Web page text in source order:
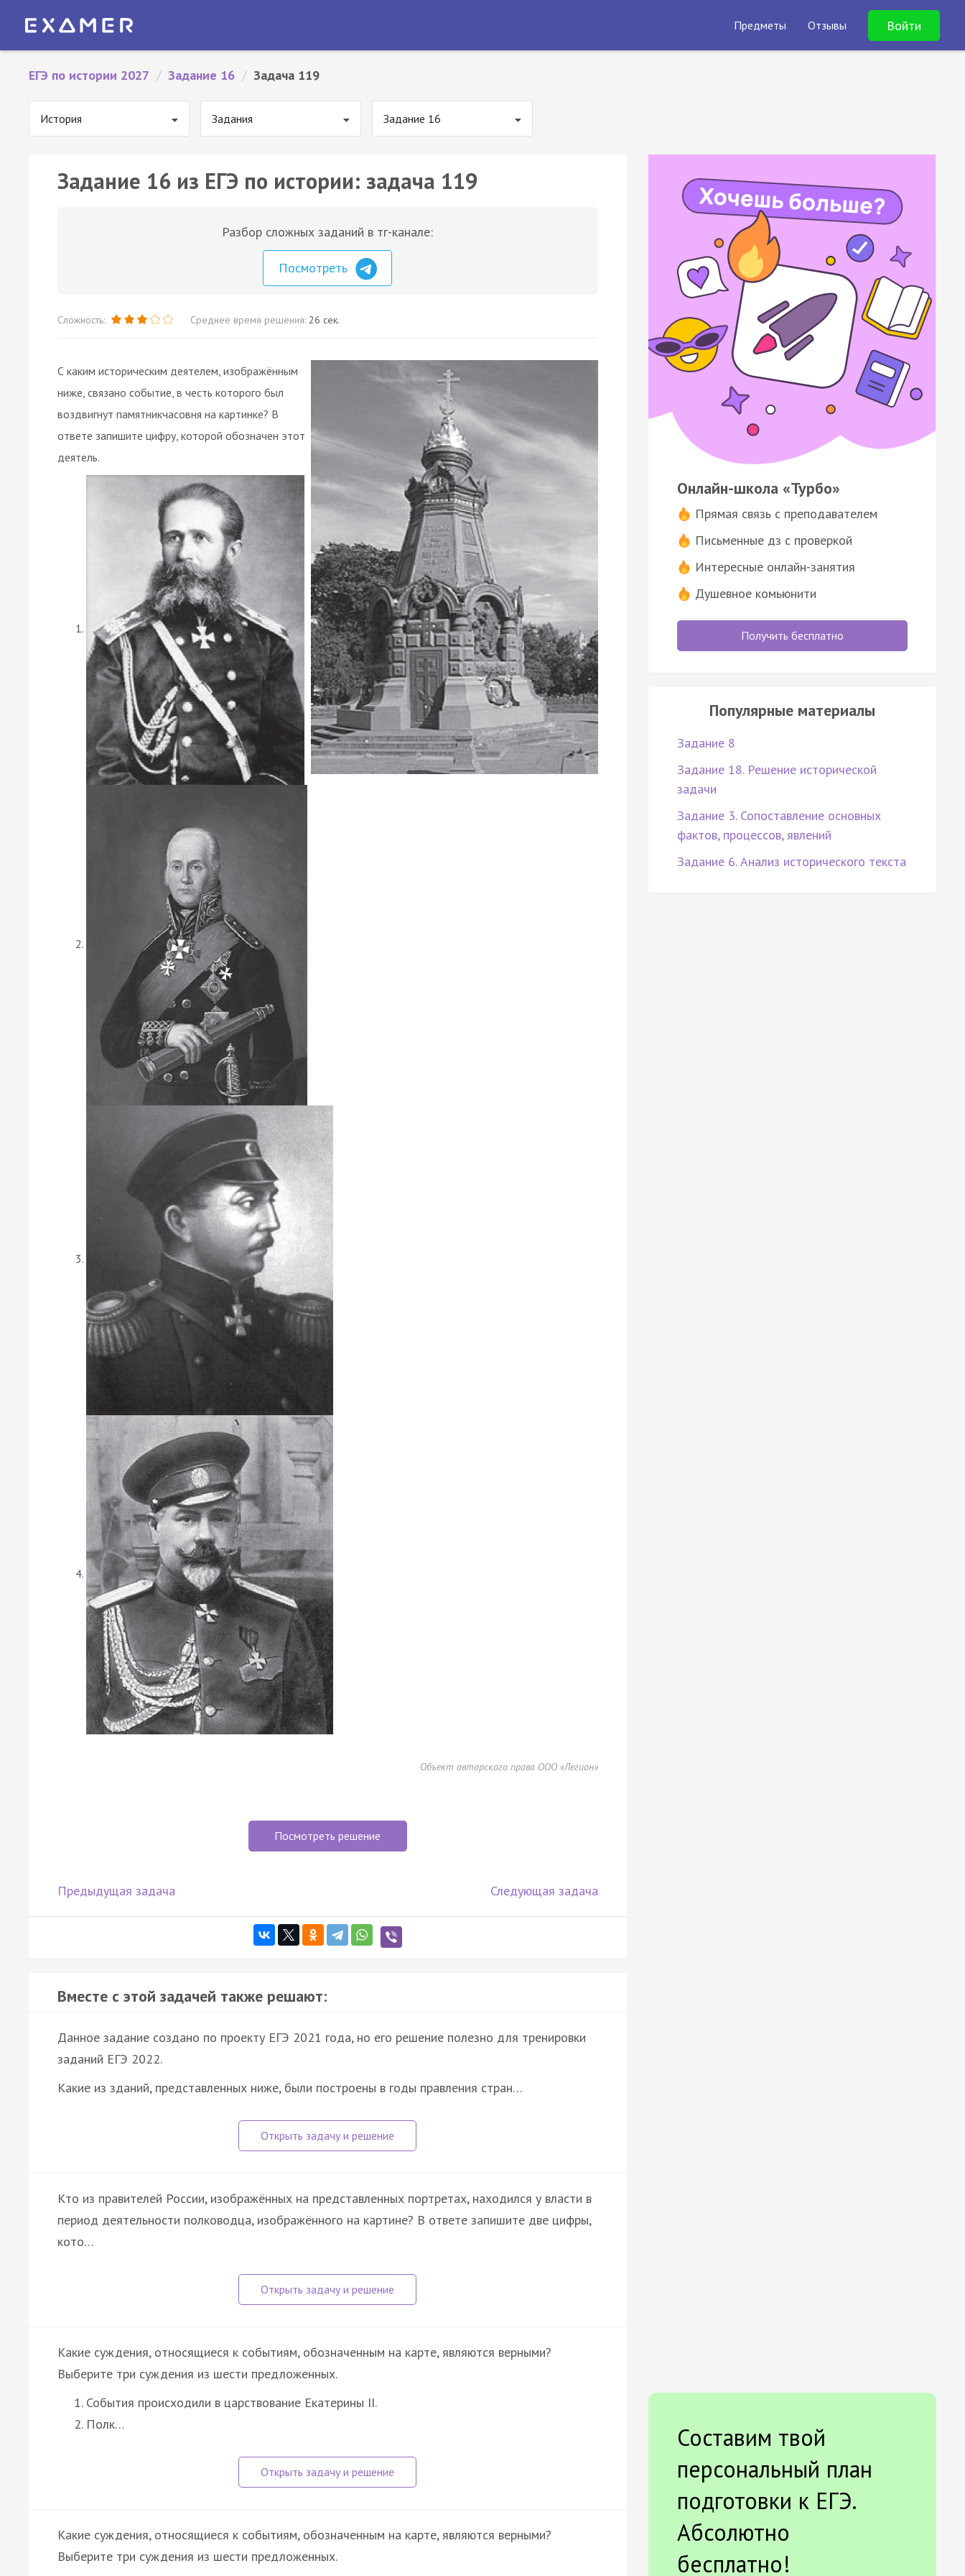
Предметы Отзывы Войти
ЕГЭ по истории 2027 / Задание 16 / Задача 119
История Задания Задание 16
Задание 16 из ЕГЭ по истории: задача 119
Разбор сложных заданий в тг-канале:
Посмотреть
Сложность: Среднее время решения: 26 сек.
С каким историческим деятелем, изображённым
ниже, связано событие, в честь которого был
воздвигнут памятникчасовня на картинке? В
ответе запишите цифру, которой обозначен этот
деятель.
Объект авторского права ООО «Легион»
Посмотреть решение
Предыдущая задача Следующая задача
Вместе с этой задачей также решают:
Данное задание создано по проекту ЕГЭ 2021 года, но его решение полезно для тренировки
заданий ЕГЭ 2022.
Какие из зданий, представленных ниже, были построены в годы правления стран…
Кто из правителей России, изображённых на представленных портретах, находился у власти в
период деятельности полководца, изображённого на картине? В ответе запишите две цифры,
кото…
Какие суждения, относящиеся к событиям, обозначенным на карте, являются верными?
Выберите три суждения из шести предложенных.
События происходили в царствование Екатерины II.
Полк…
Какие суждения, относящиеся к событиям, обозначенным на карте, являются верными?
Выберите три суждения из шести предложенных.
Онлайн-школа «Турбо»
Прямая связь с преподавателем
Письменные дз с проверкой
Интересные онлайн-занятия
Душевное комьюнити
Получить бесплатно
Популярные материалы
Задание 8
Задание 18. Решение исторической
задачи
Задание 3. Сопоставление основных
фактов, процессов, явлений
Задание 6. Анализ исторического текста
Составим твой
персональный план
подготовки к ЕГЭ.
Абсолютно
бесплатно!